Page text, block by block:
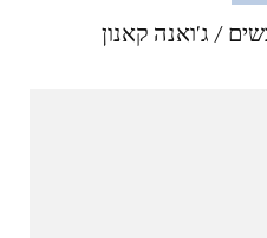
/ ג'ואנה קאנון